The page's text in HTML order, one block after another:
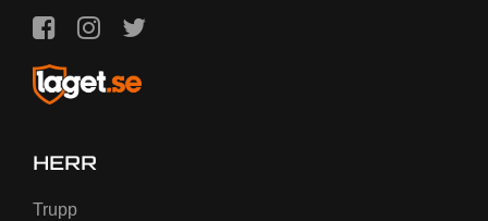
HERR
Trupp